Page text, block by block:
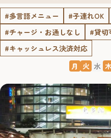
#多言語メニュー
#子連れOK
#チャージ・お通しなし
#貸切
#キャッシュレス決済対応
月 火 水